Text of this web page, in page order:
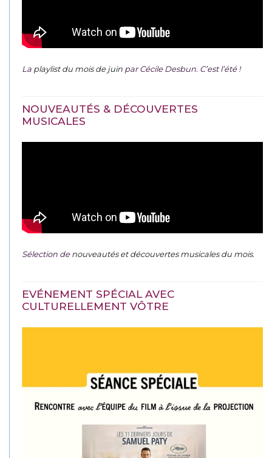
La playlist du mois de juin par Cécile Desbun. C’est l’été !
NOUVEAUTÉS & DÉCOUVERTES
MUSICALES
Sélection denouveautés et découvertes musicales du mois.
EVÉNEMENT SPÉCIAL AVEC
CULTURELLEMENT VÔTRE